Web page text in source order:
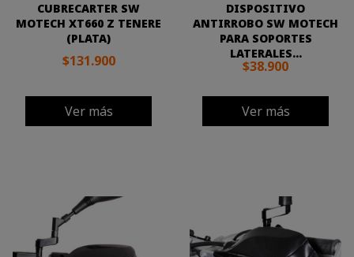
CUBRECARTER SW
MOTECH XT660 Z TENERE
(PLATA)
$131.900
Ver más
DISPOSITIVO
ANTIRROBO SW MOTECH
PARA SOPORTES
LATERALES...
$38.900
Ver más